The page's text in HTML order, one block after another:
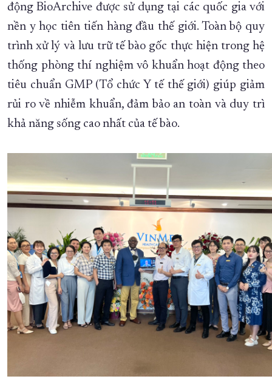
động BioArchive được sử dụng tại các quốc gia với
nền y học tiên tiến hàng đầu thế giới. Toàn bộ quy
trình xử lý và lưu trữ tế bào gốc thực hiện trong hệ
thống phòng thí nghiệm vô khuẩn hoạt động theo
tiêu chuẩn GMP (Tổ chức Y tế thế giới) giúp giảm
rủi ro về nhiễm khuẩn, đảm bảo an toàn và duy trì
khả năng sống cao nhất của tế bào.